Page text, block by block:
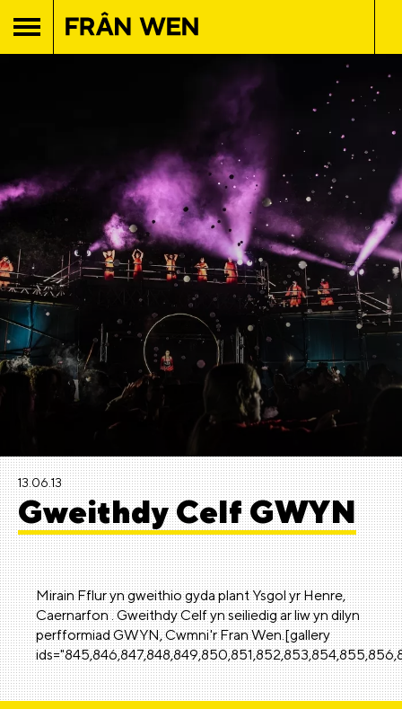
13.06.13
Gweithdy Celf GWYN
Mirain Fflur yn gweithio gyda plant Ysgol yr Henre,
Caernarfon . Gweithdy Celf yn seiliedig ar liw yn dilyn
perfformiad GWYN, Cwmni'r Fran Wen.[gallery